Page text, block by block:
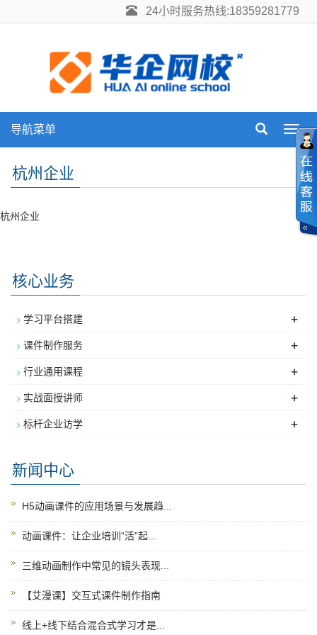
24小时服务热线:18359281779
导航菜单
杭州企业
杭州企业
核心业务
学习平台搭建 +
课件制作服务 +
行业通用课程 +
实战面授讲师 +
标杆企业访学 +
新闻中心
H5动画课件的应用场景与发展趋...
动画课件：让企业培训“活”起...
三维动画制作中常见的镜头表现...
【艾漫课】交互式课件制作指南
线上+线下结合混合式学习才是...